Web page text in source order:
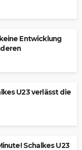
Entwicklung
U23 verlässt die
Schalkes U23